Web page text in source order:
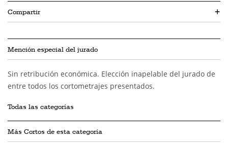
Compartir +
Mención especial del jurado
Sin retribución económica. Elección inapelable del jurado de
entre todos los cortometrajes presentados.
Todas las categorías
Más Cortos de esta categoría